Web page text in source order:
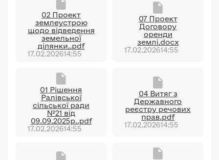
02 Проект
землеустрою
щодо відведення
земельної
ділянки..pdf
17.02.202614:55
07 Проект
Договору
оренди
землі.docx
17.02.202614:55
01 Рішення
Ралівської
сільської ради
№21 від
09.09.2025р..pdf
17.02.202614:55
04 Витяг з
Державного
реєстру речових
прав.pdf
17.02.202614:55